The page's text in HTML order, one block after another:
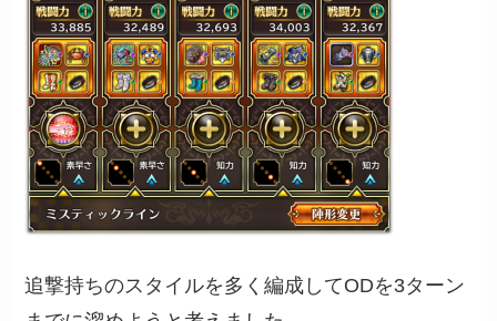
追撃持ちのスタイルを多く編成してODを3ターン